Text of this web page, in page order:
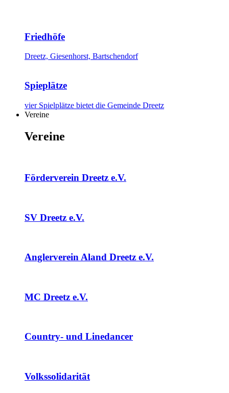
Friedhöfe
Dreetz, Giesenhorst, Bartschendorf
Spieplätze
vier Spielplätze bietet die Gemeinde Dreetz
Vereine
Vereine
Förderverein Dreetz e.V.
SV Dreetz e.V.
Anglerverein Aland Dreetz e.V.
MC Dreetz e.V.
Country- und Linedancer
Volkssolidarität